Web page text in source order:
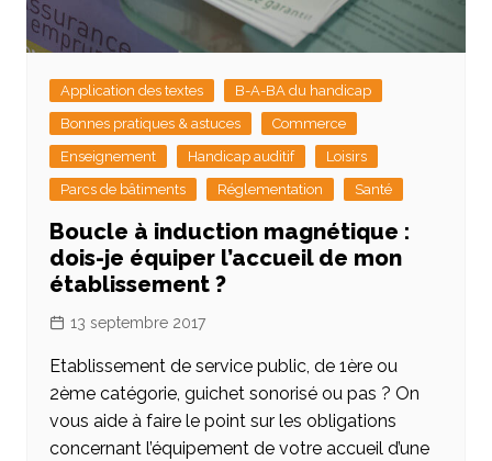
Application des textes
B-A-BA du handicap
Bonnes pratiques & astuces
Commerce
Enseignement
Handicap auditif
Loisirs
Parcs de bâtiments
Réglementation Santé
Boucle à induction magnétique :
dois-je équiper l’accueil de mon
établissement ?
13 septembre 2017
Etablissement de service public, de 1ère ou
2ème catégorie, guichet sonorisé ou pas ? On
vous aide à faire le point sur les obligations
concernant l’équipement de votre accueil d’une